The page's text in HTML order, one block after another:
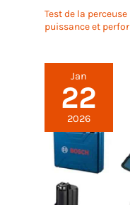
Test de la
puissance et
Jan
22
2026